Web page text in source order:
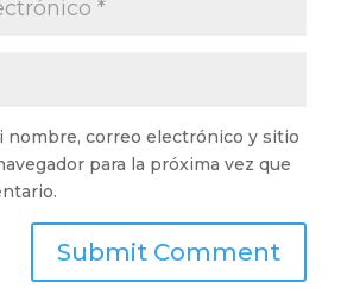
nombre, correo electrónico y sitio
para la próxima vez que